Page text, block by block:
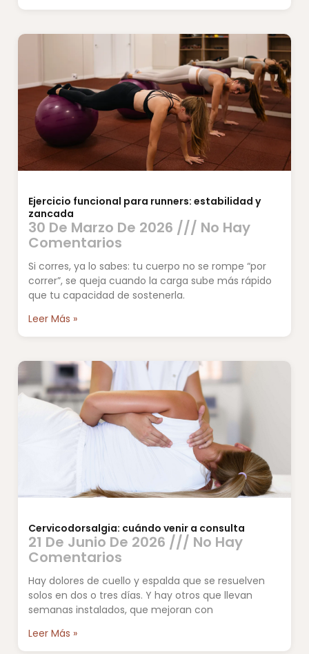
Ejercicio funcional para runners: estabilidad y
zancada
30 De Marzo De 2026 No Hay
Comentarios
Si corres, ya lo sabes: tu cuerpo no se rompe “por
correr”, se queja cuando la carga sube más rápido
que tu capacidad de sostenerla.
Leer Más »
Cervicodorsalgia: cuándo venir a consulta
21 De Junio De 2026 No Hay
Comentarios
Hay dolores de cuello y espalda que se resuelven
solos en dos o tres días. Y hay otros que llevan
semanas instalados, que mejoran con
Leer Más »